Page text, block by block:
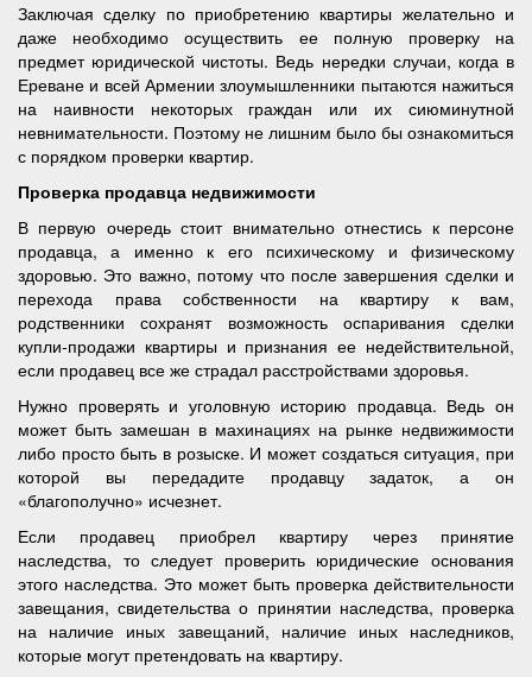
Заключая сделку по приобретению квартиры желательно и
даже необходимо осуществить ее полную проверку на
предмет юридической чистоты. Ведь нередки случаи, когда в
Ереване и всей Армении злоумышленники пытаются нажиться
на наивности некоторых граждан или их сиюминутной
невнимательности. Поэтому не лишним было бы ознакомиться
с порядком проверки квартир.
Проверка продавца недвижимости
В первую очередь стоит внимательно отнестись к персоне
продавца, а именно к его психическому и физическому
здоровью. Это важно, потому что после завершения сделки и
перехода права собственности на квартиру к вам,
родственники сохранят возможность оспаривания сделки
купли-продажи квартиры и признания ее недействительной,
если продавец все же страдал расстройствами здоровья.
Нужно проверять и уголовную историю продавца. Ведь он
может быть замешан в махинациях на рынке недвижимости
либо просто быть в розыске. И может создаться ситуация, при
которой вы передадите продавцу задаток, а он
«благополучно» исчезнет.
Если продавец приобрел квартиру через принятие
наследства, то следует проверить юридические основания
этого наследства. Это может быть проверка действительности
завещания, свидетельства о принятии наследства, проверка
на наличие иных завещаний, наличие иных наследников,
которые могут претендовать на квартиру.